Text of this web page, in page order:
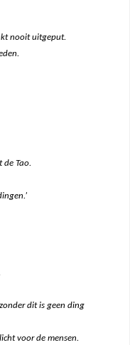
nooit uitgeput.
de Tao.
dit is geen ding
voor de mensen.